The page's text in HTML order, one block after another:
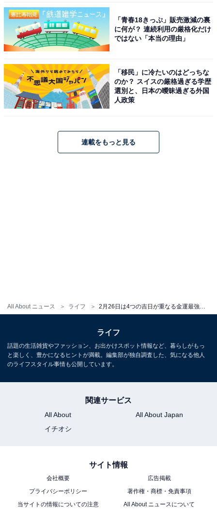
All About ニュース ライフ
金運最強開運日である寅の日は、特にお金の豊かさにつ
ながる物事のスタートに最適です。2月26日は何をやっ
てもうまくいく月徳日と天恩日の開運パワーと、大安の
と、​​​​​多くの富が得られるかもしれません。
また、大きな支払いが発生する不動産の契約などもこの
・旅行
次ページ
2月26日にやらない方がいいこと
は？
「青春18きっぷ」販売激減の裏
に何が？ 連続利用の厳格化だけ
ではない「本当の理由」
「移民」に冷たいのはどっちな
のか？ スイスの厳格過ぎる学歴
選別と、日本の曖昧過ぎる外国
人政策
連載をもっと見る
ライフ
話題の生活雑貨やファッション、お出かけスポット情報など、暮らしがもっ
と楽しく、豊かになるヒントが満載。編集部が独自調査した、気になる他人
のライフスタイル事情も公開しています。
関連サービス
All About
All About Japan
イチオシ
サイト情報
会社概要
広告掲載
プライバシーポリシー
著作権・商標・免責事項
当サイトの情報についての注意
All About ニュースについて